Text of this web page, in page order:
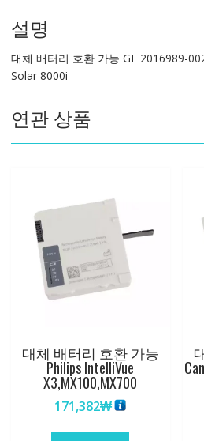
GE
2016989-
002
2016989-
DR203
Solar
8000i
설명
대체 배터리 호환 가능 GE 2016989-
Solar 8000i
연관 상품
대체 배터리 호환 가능
Philips IntelliVue
X3,MX100,MX700
171,382₩